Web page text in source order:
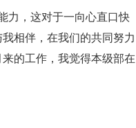
力，这对于一向心直口快
相伴，在我们的共同努力
的工作，我觉得本级部在